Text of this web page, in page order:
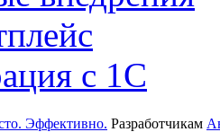
с 1С
Разработчикам